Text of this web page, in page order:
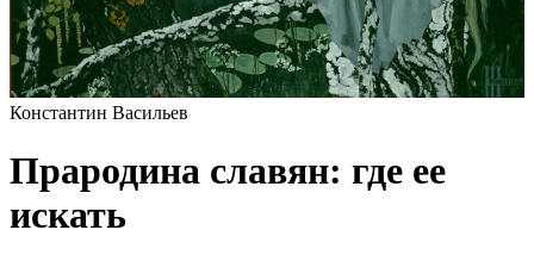
Константин Васильев
Прародина славян: где ее
искать